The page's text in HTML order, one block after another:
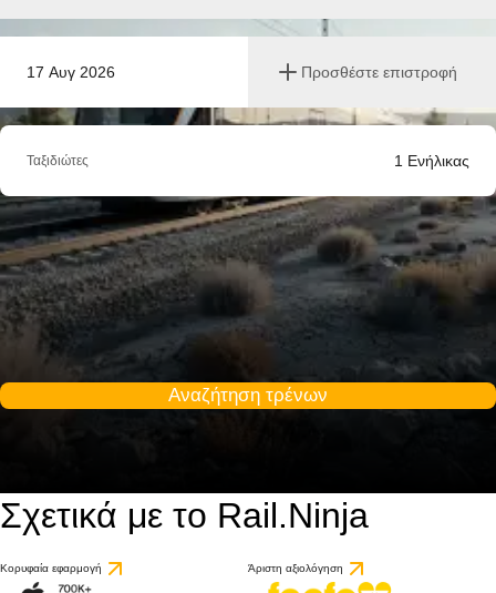
17 Αυγ 2026 Προσθέστε επιστροφή
Ταξιδιώτες 1 Ενήλικας
Αναζήτηση τρένων
Σχετικά με το Rail.Ninja
Κορυφαία εφαρμογή Άριστη αξιολόγηση